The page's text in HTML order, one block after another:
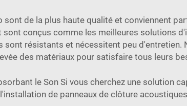
de la plus haute qualité et conviennent
sont conçus comme les meilleures solutions
sont résistants et nécessitent peu
des matériaux pour satisfaire tous leurs
le Son Si vous cherchez une solution
de panneaux de clôture